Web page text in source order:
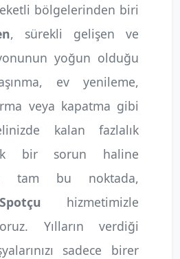
bölgelerinden biri
, sürekli gelişen ve
yoğun olduğu
ev yenileme,
veya kapatma gibi
kalan fazlalık
bir sorun haline
tam bu noktada,
hizmetimizle
Yılların verdiği
sadece birer